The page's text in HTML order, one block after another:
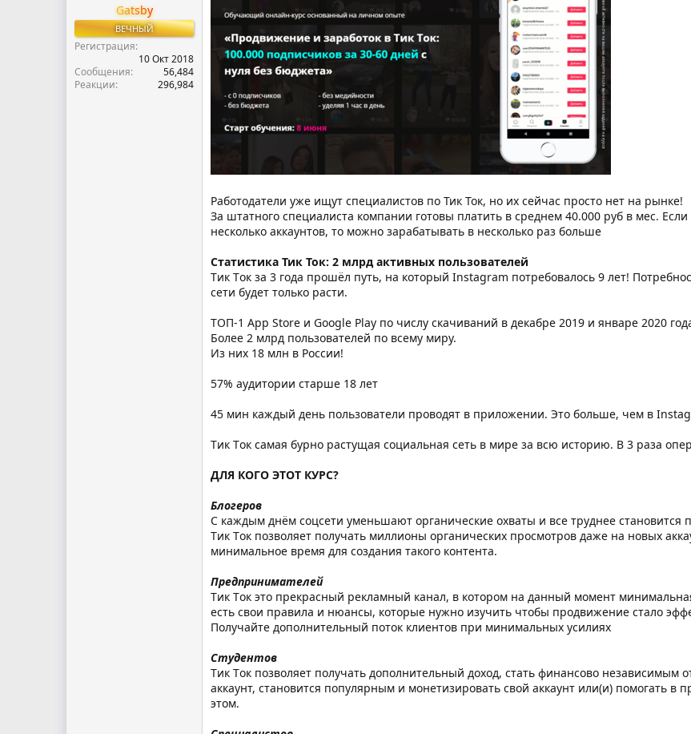
Gatsby
ВЕЧНЫЙ
Регистрация
10 Окт 2018
Сообщения
56,484
Реакции
296,984
Работодатели уже ищут специалистов по Тик Ток, но их сейчас просто нет на рынке!
За штатного специалиста компании готовы платить в среднем 40.000 руб в мес.
несколько аккаунтов, то можно зарабатывать в несколько раз больше
Статистика Тик Ток: 2 млрд активных пользователей
Tик Tок за 3 года прошёл путь, на который Instagram потребовалось 9 лет!
сети будет только расти.
ТОП-1 App Store и Google Play по числу скачиваний в декабре 2019 и январе 2020
Более 2 млрд пользователей по всему миру.
Из них 18 млн в России!
57% аудитории старше 18 лет
45 мин каждый день пользователи проводят в приложении. Это больше, чем в
Tик Tок самая бурно растущая социальная сеть в мире за всю историю. В 3 раза
ДЛЯ КОГО ЭТОТ КУРС?
Блогеров
С каждым днём соцсети уменьшают органические охваты и все труднее становится
Tик Tок позволяет получать миллионы органических просмотров даже на новых
минимальное время для создания такого контента.
Предпринимателей
Tик Tок это прекрасный рекламный канал, в котором на данный момент
есть свои правила и нюансы, которые нужно изучить чтобы продвижение стало
Получайте дополнительный поток клиентов при минимальных усилиях
Студентов
Tик Tок позволяет получать дополнительный доход, стать финансово независимым
аккаунт, становится популярным и монетизировать свой аккаунт или(и) помогать в
этом.